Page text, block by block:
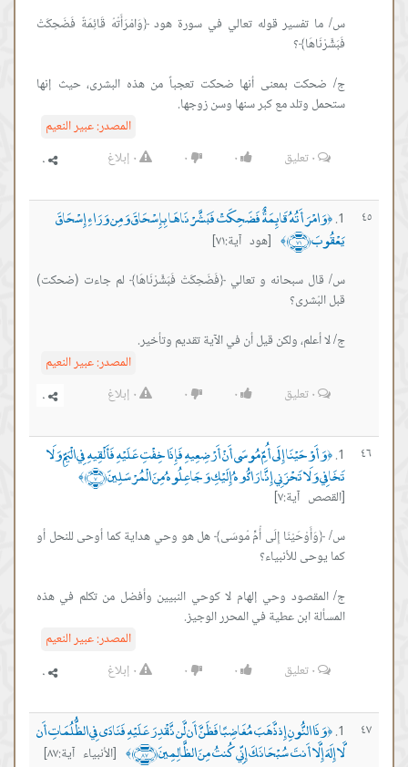
س/ ما تفسير قوله تعالي في سورة هود ﴿وَامْرَأَتُهُ قَائِمَةٌ فَضَحِكَتْ
ج/ ضحكت بمعنى أنها ضحكت تعجباً من هذه البشرى، حيث إنها
ستحمل وتلد مع كبر سنها وسن زوجها.
المصدر:عبير النعيم
٠تعليق ٠ ٠ ٠ إبلاغ
٤٥ ﴿وَامْرَأَتُهُ قَائِمَةٌ فَضَحِكَتْ فَبَشَّرْنَاهَا بِإِسْحَاقَ وَمِن وَرَاءِ إِسْحَاقَ
يَعْقُوبَ ﴿٧١﴾ ﴾
[هود آية:٧١]
س/ قال سبحانه و تعالي ﴿فَضَحِكَتْ فَبَشَّرْنَاهَا﴾ لم جاءت (ضحكت)
ج/ لا أعلم، ولكن قيل أن في الآية تقديم وتأخير.
المصدر:عبير النعيم
٠تعليق ٠ ٠ ٠ إبلاغ
٤٦ ﴿وَأَوْحَيْنَا إِلَى أُمِّ مُوسَى أَنْ أَرْضِعِيهِ فَإِذَا خِفْتِ عَلَيْهِ فَأَلْقِيهِ فِي الْيَمِّ وَلَا
تَخَافِي وَلَا تَحْزَنِي إِنَّا رَادُّوهُ إِلَيْكِ وَجَاعِلُوهُ مِنَ الْمُرْسَلِينَ ﴿٧﴾ ﴾
[القصص آية:٧]
س/ ﴿وَأَوْحَيْنَا إِلَى أُمِّ مُوسَى﴾ هل هو وحي هداية كما أوحى للنحل أو
ج/ المقصود وحي إلهام لا كوحي النبيين وأفضل من تكلم في هذه
المسألة ابن عطية في المحرر الوجيز.
المصدر:عبير النعيم
٠تعليق ٠ ٠ ٠ إبلاغ
٤٧ ﴿وَذَا النُّونِ إِذ ذَّهَبَ مُغَاضِبًا فَظَنَّ أَن لَّن نَّقْدِرَ عَلَيْهِ فَنَادَى فِي الظُّلُمَاتِ أَن
لَّا إِلَهَ إِلَّا أَنتَ سُبْحَانَكَ إِنِّي كُنتُ مِنَ الظَّالِمِينَ ﴿٨٧﴾ ﴾
[الأنبياء آية:٨٧]